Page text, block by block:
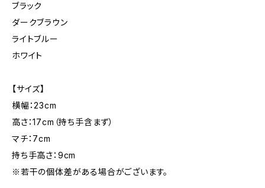
ブラック
ダークブラウン
ライトブルー
ホワイト
【サイズ】
横幅：23cm
高さ：17cm（持ち手含まず）
マチ：7cm
持ち手高さ：9cm
※若干の個体差がある場合がございます。